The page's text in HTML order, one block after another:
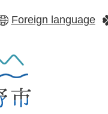
Foreign language